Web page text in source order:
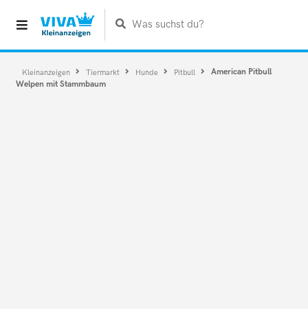
Was suchst du?
Kleinanzeigen Tiermarkt Hunde Pitbull
American Pitbull
Welpen mit Stammbaum